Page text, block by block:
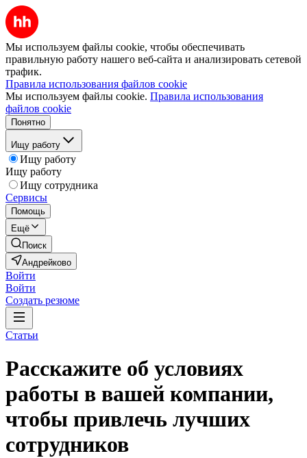
Мы используем файлы cookie, чтобы обеспечивать
правильную работу нашего веб-сайта и анализировать сетевой
трафик.
Правила использования файлов cookie
Мы используем файлы cookie. Правила использования
файлов cookie
Понятно
Ищу работу
Ищу работу
Ищу работу
Ищу сотрудника
Сервисы
Помощь
Ещё
Поиск
Андрейково
Войти
Войти
Создать резюме
Статьи
Расскажите об условиях
работы в вашей компании,
чтобы привлечь лучших
сотрудников